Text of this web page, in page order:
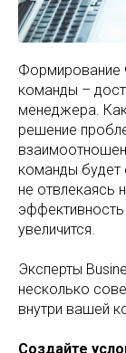
Формирование
команды –
менеджера.
решение
команды будет
не отвлекаясь
увеличится.
Эксперты
несколько
внутри вашей
Создайте